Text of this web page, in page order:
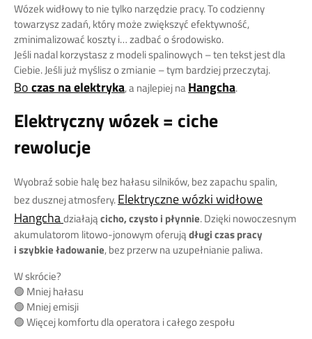
Wózek widłowy to nie tylko narzędzie pracy. To codzienny
towarzysz zadań, który może zwiększyć efektywność,
zminimalizować koszty i… zadbać o środowisko.
Jeśli nadal korzystasz z modeli spalinowych – ten tekst jest dla
Ciebie. Jeśli już myślisz o zmianie – tym bardziej przeczytaj.
Boczas na elektryka, a najlepiej naHangcha.
Elektryczny wózek = ciche
rewolucje
Wyobraź sobie halę bez hałasu silników, bez zapachu spalin,
bez dusznej atmosfery.Elektryczne wózki widłowe
Hangchadziałającicho, czysto i płynnie. Dzięki nowoczesnym
akumulatorom litowo-jonowym oferujądługi czas pracy
i szybkie ładowanie, bez przerw na uzupełnianie paliwa.
W skrócie?
🟢 Mniej hałasu
🟢 Mniej emisji
🟢 Więcej komfortu dla operatora i całego zespołu